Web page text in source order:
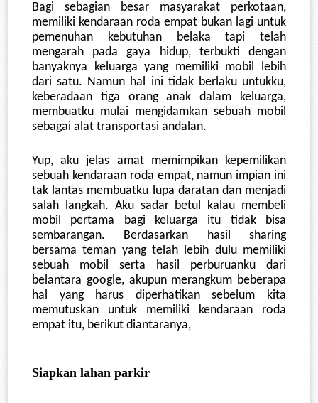
Bagi sebagian besar masyarakat perkotaan,
memiliki kendaraan roda empat bukan lagi untuk
pemenuhan kebutuhan belaka tapi telah
mengarah pada gaya hidup, terbukti dengan
banyaknya keluarga yang memiliki mobil lebih
dari satu. Namun hal ini tidak berlaku untukku,
keberadaan tiga orang anak dalam keluarga,
membuatku mulai mengidamkan sebuah mobil
sebagai alat transportasi andalan.
Yup, aku jelas amat memimpikan kepemilikan
sebuah kendaraan roda empat, namun impian ini
tak lantas membuatku lupa daratan dan menjadi
salah langkah. Aku sadar betul kalau membeli
mobil pertama bagi keluarga itu tidak bisa
sembarangan. Berdasarkan hasil sharing
bersama teman yang telah lebih dulu memiliki
sebuah mobil serta hasil perburuanku dari
belantara google, akupun merangkum beberapa
hal yang harus diperhatikan sebelum kita
memutuskan untuk memiliki kendaraan roda
empat itu, berikut diantaranya,
Siapkan lahan parkir